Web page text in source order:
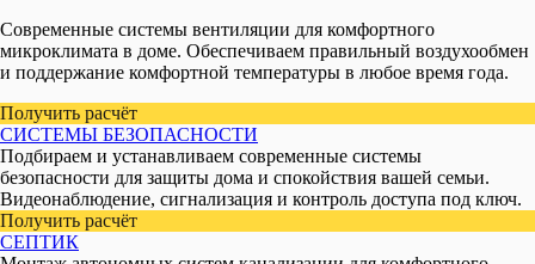
Современные системы вентиляции для комфортного
микроклимата в доме. Обеспечиваем правильный воздухообмен
и поддержание комфортной температуры в любое время года.
Получить расчёт
СИСТЕМЫ БЕЗОПАСНОСТИ
Подбираем и устанавливаем современные системы
безопасности для защиты дома и спокойствия вашей семьи.
Видеонаблюдение, сигнализация и контроль доступа под ключ.
Получить расчёт
СЕПТИК